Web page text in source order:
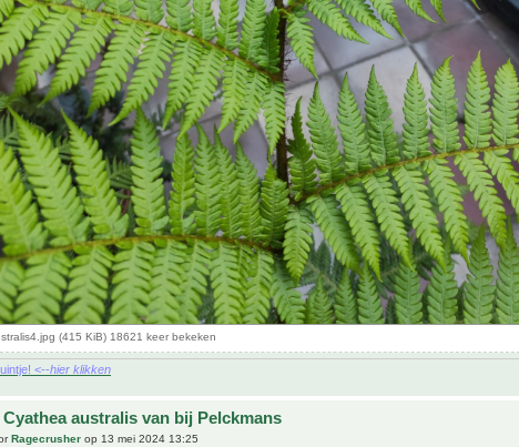
(415 KiB) 18621 keer bekeken
<--hier klikken
Cyathea australis van bij Pelckmans
Ragecrusher op 13 mei 2024 13:25